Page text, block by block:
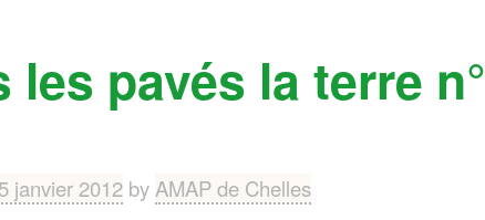
les pavés la terre n°
janvier 2012by AMAP de Chelles